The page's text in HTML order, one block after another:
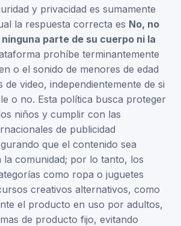
y privacidad es sumamente
la respuesta correcta es No, no
parte de su cuerpo ni la
prohíbe terminantemente
o el sonido de menores de edad
de video, independientemente de si
o no. Esta política busca proteger
niños y cumplir con las
de publicidad
que el contenido sea
la comunidad; por lo tanto, los
como ropa o juguetes
creativos alternativos, como
el producto en uso por adultos,
de producto fijo, evitando